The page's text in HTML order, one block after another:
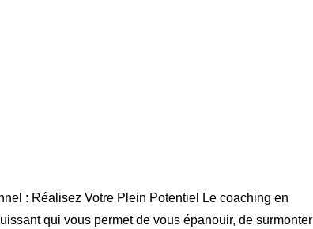
: Réalisez Votre Plein Potentiel Le coaching en
qui vous permet de vous épanouir, de surmonter